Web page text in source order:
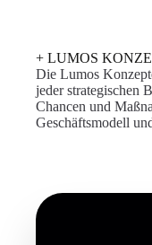
+ LUMOS
Die Lumos
jeder strategischen
Chancen und
Geschäftsmodell